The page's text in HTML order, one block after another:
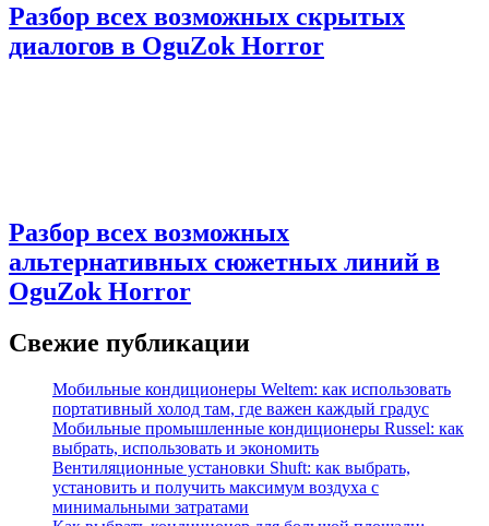
Разбор всех возможных скрытых
диалогов в OguZok Horror
Разбор всех возможных
альтернативных сюжетных линий в
OguZok Horror
Свежие публикации
Мобильные кондиционеры Weltem: как использовать
портативный холод там, где важен каждый градус
Мобильные промышленные кондиционеры Russel: как
выбрать, использовать и экономить
Вентиляционные установки Shuft: как выбрать,
установить и получить максимум воздуха с
минимальными затратами